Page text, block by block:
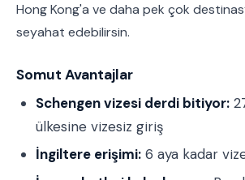
Hong Kong'a ve daha pek çok
seyahat edebilirsin.
Somut Avantajlar
Schengen vizesi derdi bitiyor:
ülkesine vizesiz giriş
İngiltere erişimi: 6 aya kadar